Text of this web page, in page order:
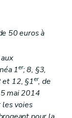
50 euros à
1er; 8, §3,
et 12, §1er, de
mai 2014
voies